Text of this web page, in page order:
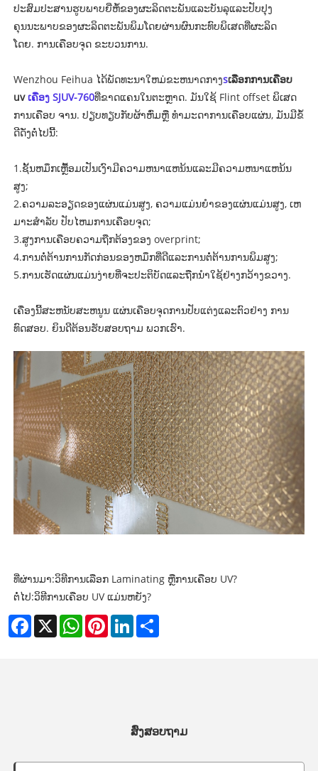
ປະສົມປະສານຮູບພາບຍີ່ຫໍ້ຂອງຜະລິດຕະພັນແລະບັນລຸແລະປັບປຸງ
ຄຸນນະພາບຂອງຜະລິດຕະພັນພິມໂດຍຜ່ານຜົນກະທົບພິເສດທີ່ຜະລິດ
ໂດຍ. ການເຄືອບຈຸດ ຂະ​ບວນ​ການ.
Wenzhou Feihua ໄດ້ພັດທະນາໃຫມ່ຂະຫນາດກາງsເລືອກການເຄືອບ
uv ເຄື່ອງ SJUV-760ທີ່ຂາດແຄນໃນຕະຫຼາດ. ມັນໃຊ້ Flint offset ພິເສດ
ການເຄືອບ ຈານ. ປຽບທຽບກັບຜ້າຫົ່ມຫຼື ທຳມະດາການເຄືອບແຜ່ນ, ມັນມີຂໍ້
ດີດັ່ງຕໍ່ໄປນີ້:
1.ຊັ້ນຫມຶກເຫຼື້ອມເປັນເງົາມີຄວາມຫນາແຫນ້ນແລະມີຄວາມຫນາແຫນ້ນ
ສູງ;
2.ຄວາມລະອຽດຂອງແຜ່ນແມ່ນສູງ, ຄວາມແມ່ນຍໍາຂອງແຜ່ນແມ່ນສູງ, ເຫ
ມາະສໍາລັບ ປັບໄຫມການເຄືອບຈຸດ;
3.ສູງການເຄືອບຄວາມຖືກຕ້ອງຂອງ overprint;
4.ການຕໍ່ຕ້ານການກັດກ່ອນຂອງຫມຶກທີ່ດີແລະການຕໍ່ຕ້ານການພິມສູງ;
5.ການເຮັດແຜ່ນແມ່ນງ່າຍທີ່ຈະປະຕິບັດແລະຖືກນໍາໃຊ້ຢ່າງກວ້າງຂວາງ.
ເຄື່ອງນີ້ສະຫນັບສະຫນູນ ແຜ່ນເຄືອບຈຸດການປັບແຕ່ງແລະຕົວຢ່າງ ການ
ທົດສອບ. ຍິນດີຕ້ອນຮັບສອບຖາມ ພວກ​ເຮົາ.
ທີ່ຜ່ານມາ:ວິທີການເລືອກ Laminating ຫຼືການເຄືອບ UV?
ຕໍ່ໄປ:ວິທີການເຄືອບ UV ແມ່ນຫຍັງ?
Facebook
X WhatsAppPinterestLinkedIn
ສົ່ງສອບຖາມ